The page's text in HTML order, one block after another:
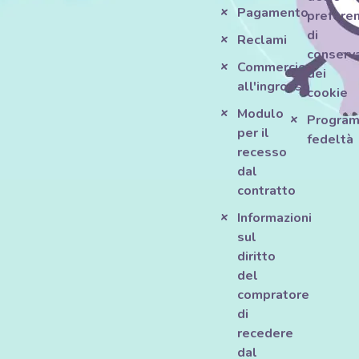
Pagamento
Reclami
Commercio
all'ingrosso
Modulo
per il
recesso
dal
contratto
Informazioni
sul
diritto
del
compratore
di
recedere
dal
di
dei
cookie
fedeltà